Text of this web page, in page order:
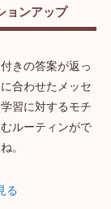
ョンアップ
きの答案が返っ
合わせたメッセ
習に対するモチ
ルーティンがで
。
る